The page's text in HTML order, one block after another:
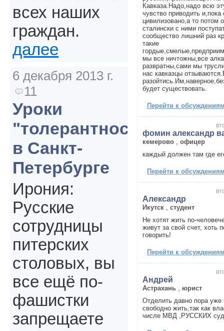
Кавказа.Надо,надо всю
чувство приводить
цивилизовано,а то потом
сталински с ними
сообщество лишний раз
такие
мы все ничтожны,все
развратны,сами мы
нас кавказцы
будет существовать.
Перейти к
фомин александр
кемерово
офицер
каждый должен там где
Перейти к
Александр
Икутск
студент
Не хотят жить по-
живут за свой счет, хоть
говорить!
Перейти к
Андрей
Астрахань
юрист
Отделить давно пора уже
свободно жить,так как
числе МВД ,РУССКИХ
всех наших
граждан.
далее
6 декабря 2013 г.
11
Уроки
"толерантности"
в Санкт-
Петербурге
Ирония:
Русские
сотрудницы
питерских
столовых, вы
все ещё по-
фашистки
запрещаете